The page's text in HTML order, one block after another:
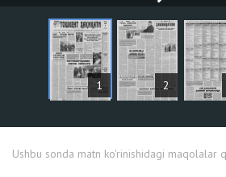
1 2
MAQOLALAR
Ushbu sonda matn ko'rinishidagi maqolalar